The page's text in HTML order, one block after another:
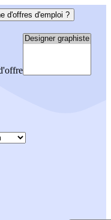
d'offres d'emploi ?